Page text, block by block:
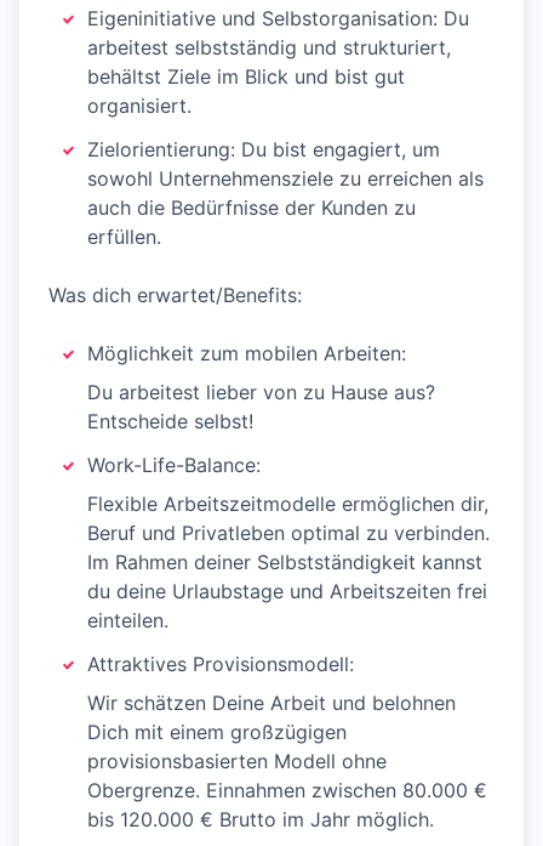
Eigeninitiative und Selbstorganisation: Du
arbeitest selbstständig und strukturiert,
behältst Ziele im Blick und bist gut
organisiert.
Zielorientierung: Du bist engagiert, um
sowohl Unternehmensziele zu erreichen als
auch die Bedürfnisse der Kunden zu
erfüllen.
Was dich erwartet/Benefits:
Möglichkeit zum mobilen Arbeiten:
Du arbeitest lieber von zu Hause aus?
Entscheide selbst!
Work-Life-Balance:
Flexible Arbeitszeitmodelle ermöglichen dir,
Beruf und Privatleben optimal zu verbinden.
Im Rahmen deiner Selbstständigkeit kannst
du deine Urlaubstage und Arbeitszeiten frei
einteilen.
Attraktives Provisionsmodell:
Wir schätzen Deine Arbeit und belohnen
Dich mit einem großzügigen
provisionsbasierten Modell ohne
Obergrenze. Einnahmen zwischen 80.000 €
bis 120.000 € Brutto im Jahr möglich.